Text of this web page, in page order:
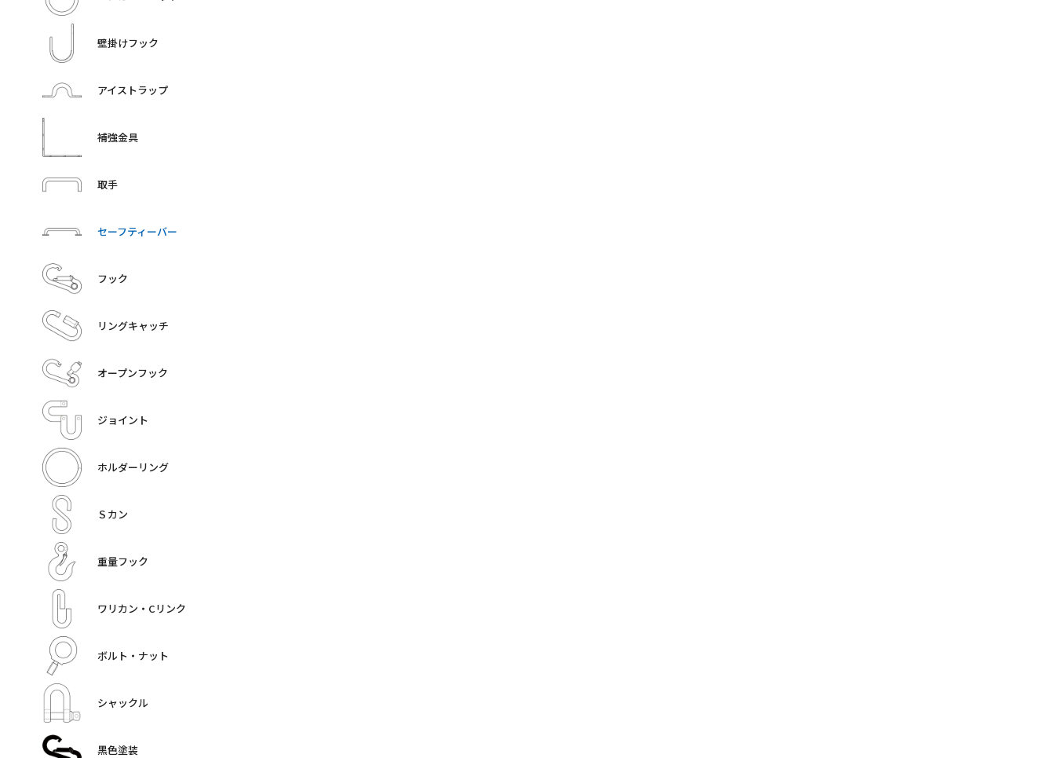
壁掛けフック
アイストラップ
補強金具
取手
セーフティーバー
フック
リングキャッチ
オープンフック
ジョイント
ホルダーリング
Ｓカン
重量フック
ワリカン・Cリンク
ボルト・ナット
シャックル
黒色塗装